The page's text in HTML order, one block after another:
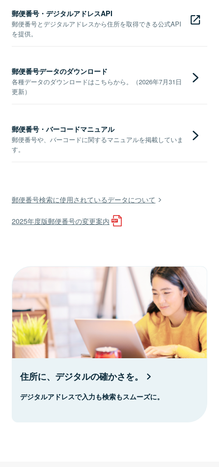
郵便番号・デジタルアドレスAPI
郵便番号とデジタルアドレスから住所を取得できる公式API
を提供。
郵便番号データのダウンロード
各種データのダウンロードはこちらから。（2026年7月31日
更新）
郵便番号・バーコードマニュアル
郵便番号や、バーコードに関するマニュアルを掲載していま
す。
郵便番号検索に使用されているデータについて
2025年度版郵便番号の変更案内
住所に、デジタルの確かさを。
デジタルアドレスで入力も検索もスムーズに。